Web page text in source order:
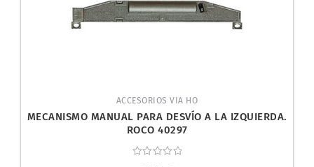
ACCESORIOS VIA HO
MECANISMO MANUAL PARA DESVÍO A LA IZQUIERDA.
ROCO 40297